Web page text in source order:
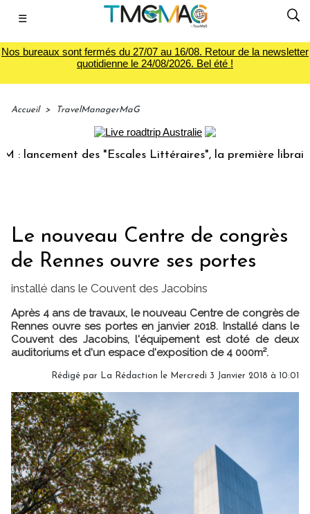
☰
Nos bureaux sont fermés du 27/07 au 16/08. Retour de la newsletter
quotidienne le 24/08/2026. Bel été !
Accueil > TravelManagerMaG
des "Escales Littéraires", la première librairie du
Le nouveau Centre de congrès
de Rennes ouvre ses portes
installé dans le Couvent des Jacobins
Après 4 ans de travaux, le nouveau Centre de congrès de
Rennes ouvre ses portes en janvier 2018. Installé dans le
Couvent des Jacobins, l'équipement est doté de deux
auditoriums et d'un espace d'exposition de 4 000m².
Rédigé par La Rédaction le Mercredi 3 Janvier 2018 à 10:01